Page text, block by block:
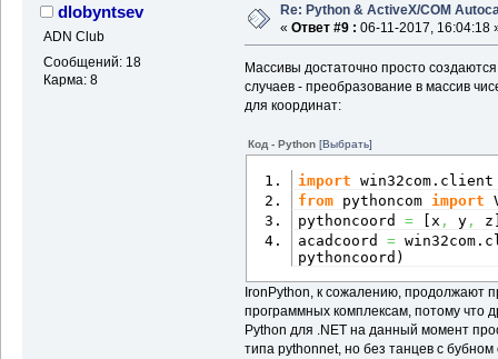
dlobyntsev
ADN Club
Сообщений: 18
Карма: 8
Re: Python & ActiveX/COM
« Ответ #9 : 06-11-2017, 16:04:18
Массивы достаточно просто
случаев - преобразование в массив
для координат:
Код - Python [Выбрать]
import win32com. client
from pythoncom import
pythoncoord = [x , y , z
acadcoord = win32com.
pythoncoord )
IronPython, к сожалению, продолжают
программных комплексам, потому что
Python для .NET на данный момент
типа pythonnet, но без танцев с